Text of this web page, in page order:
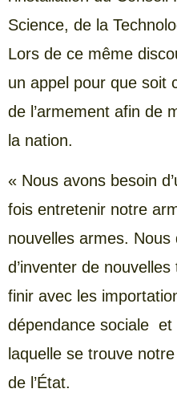
Science, de la
Lors de ce même
un appel pour que soit
de l’armement afin de
la nation.
« Nous avons besoin
fois entretenir notre
nouvelles armes.
d’inventer de
finir avec les
dépendance sociale et
laquelle se trouve
de l’État.